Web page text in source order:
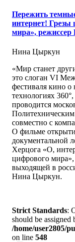
Пережить
интернет! Грезы
мира», режиссер
Нина Цыркун
«Мир станет
это слоган VI
фестиваля кино о
технологиях
проводится
совместно с
О фильме
документальной
Херцога «О,
цифрового мира»,
выходящей в
Нина Цыркун.
Strict Standards:
should be assigned
/home/user2805/
on line 548